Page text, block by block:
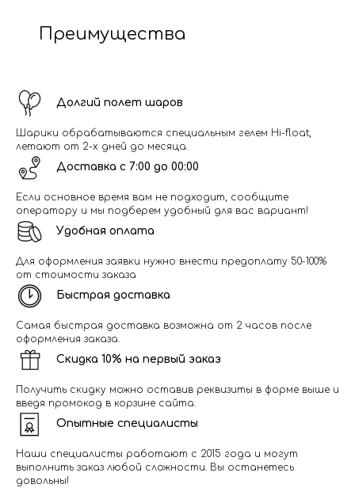
Преимущества
Долгий полет шаров
Шарики обрабатываются специальным гелем Hi-float,
летают от 2-х дней до месяца.
Доставка с 7:00 до 00:00
Если основное время вам не подходит, сообщите
оператору и мы подберем удобный для вас вариант!
Удобная оплата
Для оформления заявки нужно внести предоплату 50-100%
от стоимости заказа
Быстрая доставка
Самая быстрая доставка возможна от 2 часов после
оформления заказа.
Скидка 10% на первый заказ
Получить скидку можно оставив реквизиты в форме выше и
введя промокод в корзине сайта.
Опытные специалисты
Наши специалисты работают с 2015 года и могут
выполнить заказ любой сложности. Вы останетесь
довольны!